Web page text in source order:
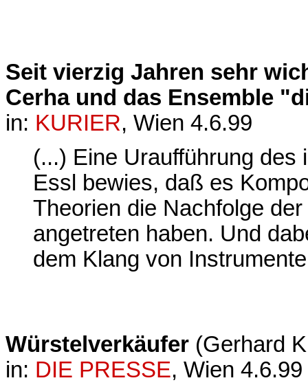
Seit vierzig Jahren sehr
Cerha und das Ensemble
in: KURIER, Wien 4.6.99
(...) Eine Uraufführung des
Essl bewies, daß es
Theorien die Nachfolge
angetreten haben. Und
dem Klang von
Würstelverkäufer (Gerhard
in: DIE PRESSE, Wien 4.6.99